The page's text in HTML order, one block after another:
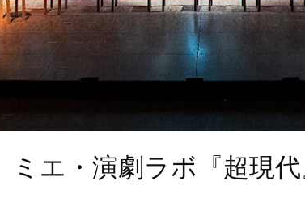
ミエ・演劇ラボ『超現